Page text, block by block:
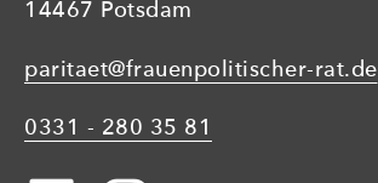
14467 Potsdam
paritaet@frauenpolitischer-rat.de
0331 - 280 35 81